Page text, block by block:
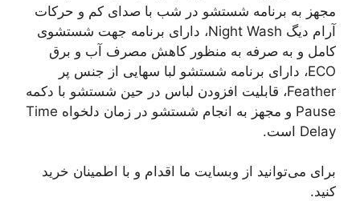
مجهز به برنامه شستشو در شب با صدای کم و حرکات
آرام دیگ Night Wash، دارای برنامه جهت شستشوی
کامل و به صرفه به منظور کاهش مصرف آب و برق
ECO، دارای برنامه شستشو لبا سهایی از جنس پر
Feather، قابلیت افزودن لباس در حین شستشو با دکمه
Pause و مجهز به انجام شستشو در زمان دلخواه Time
Delay است.
برای می‌توانید از وبسایت ما اقدام و با اطمینان خرید
کنید.